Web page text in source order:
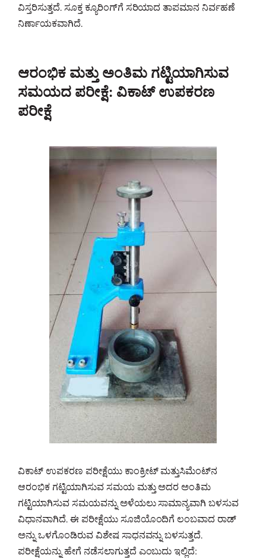
ವಿಸ್ತರಿಸುತ್ತದೆ. ಸೂಕ್ತ ಕ್ಯೂರಿಂಗ್‌ಗೆ ಸರಿಯಾದ ತಾಪಮಾನ ನಿರ್ವಹಣೆ
ನಿರ್ಣಾಯಕವಾಗಿದೆ.
ಆರಂಭಿಕ ಮತ್ತು ಅಂತಿಮ ಗಟ್ಟಿಯಾಗಿಸುವ
ಸಮಯದ ಪರೀಕ್ಷೆ: ವಿಕಾಟ್ ಉಪಕರಣ
ಪರೀಕ್ಷೆ
ವಿಕಾಟ್ ಉಪಕರಣ ಪರೀಕ್ಷೆಯು ಕಾಂಕ್ರೀಟ್ ಮತ್ತುಸಿಮೆಂಟ್‌ನ
ಆರಂಭಿಕ ಗಟ್ಟಿಯಾಗಿಸುವ ಸಮಯ ಮತ್ತು ಅದರ ಅಂತಿಮ
ಗಟ್ಟಿಯಾಗಿಸುವ ಸಮಯವನ್ನು ಅಳೆಯಲು ಸಾಮಾನ್ಯವಾಗಿ ಬಳಸುವ
ವಿಧಾನವಾಗಿದೆ. ಈ ಪರೀಕ್ಷೆಯು ಸೂಜಿಯೊಂದಿಗೆ ಲಂಬವಾದ ರಾಡ್
ಅನ್ನು ಒಳಗೊಂಡಿರುವ ವಿಶೇಷ ಸಾಧನವನ್ನು ಬಳಸುತ್ತದೆ.
ಪರೀಕ್ಷೆಯನ್ನು ಹೇಗೆ ನಡೆಸಲಾಗುತ್ತದೆ ಎಂಬುದು ಇಲ್ಲಿದೆ: